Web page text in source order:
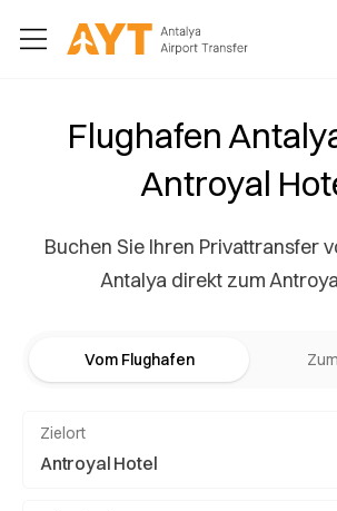
Flughafen
Antroyal
Buchen Sie Ihren Privattransfer
Antalya direkt zum
Vom Flughafen
Zielort